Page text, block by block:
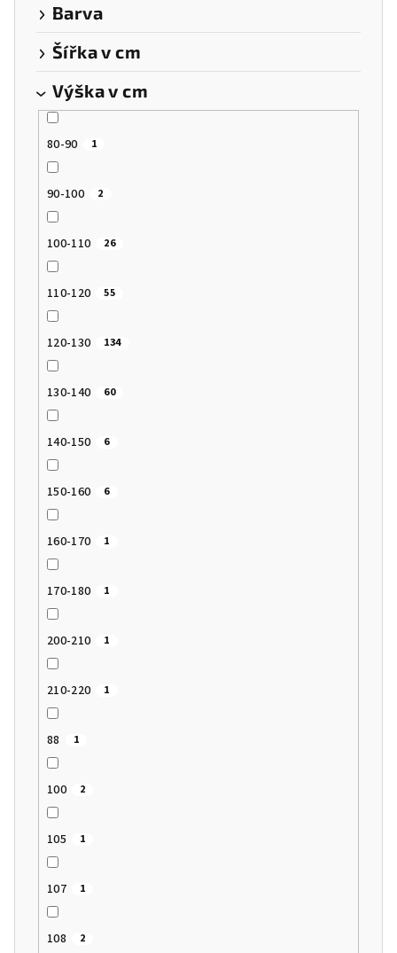
Barva
Šířka v cm
Výška v cm
80-90 1
90-100 2
100-110 26
110-120 55
120-130 134
130-140 60
140-150 6
150-160 6
160-170 1
170-180 1
200-210 1
210-220 1
88 1
100 2
105 1
107 1
108 2